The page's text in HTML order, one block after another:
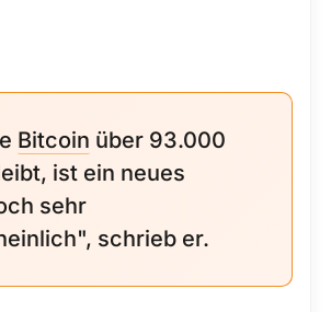
Bitcoin über 93.000
ist ein neues
sehr
schrieb er.